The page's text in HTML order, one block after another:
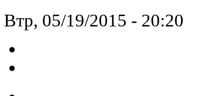
Втр, 05/19/2015 - 20:20